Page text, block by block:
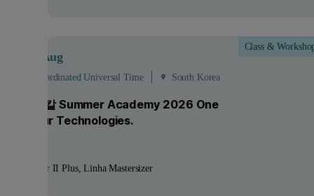
Class &
Aug
- 08:00 Coordinated Universal Time South Korea
날리티칼 Summer Academy 2026 One
Four Technologies.
TriStar II Plus, Linha Mastersizer